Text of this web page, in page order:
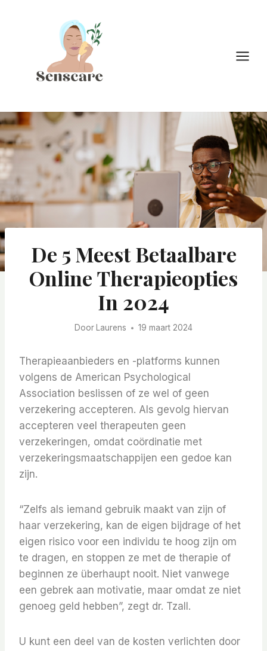
De 5 Meest Betaalbare
Online Therapieopties
In 2024
Door Laurens 19 maart 2024
Therapieaanbieders en -platforms kunnen
volgens de American Psychological
Association beslissen of ze wel of geen
verzekering accepteren. Als gevolg hiervan
accepteren veel therapeuten geen
verzekeringen, omdat coördinatie met
verzekeringsmaatschappijen een gedoe kan
zijn.
“Zelfs als iemand gebruik maakt van zijn of
haar verzekering, kan de eigen bijdrage of het
eigen risico voor een individu te hoog zijn om
te dragen, en stoppen ze met de therapie of
beginnen ze überhaupt nooit. Niet vanwege
een gebrek aan motivatie, maar omdat ze niet
genoeg geld hebben”, zegt dr. Tzall.
U kunt een deel van de kosten verlichten door